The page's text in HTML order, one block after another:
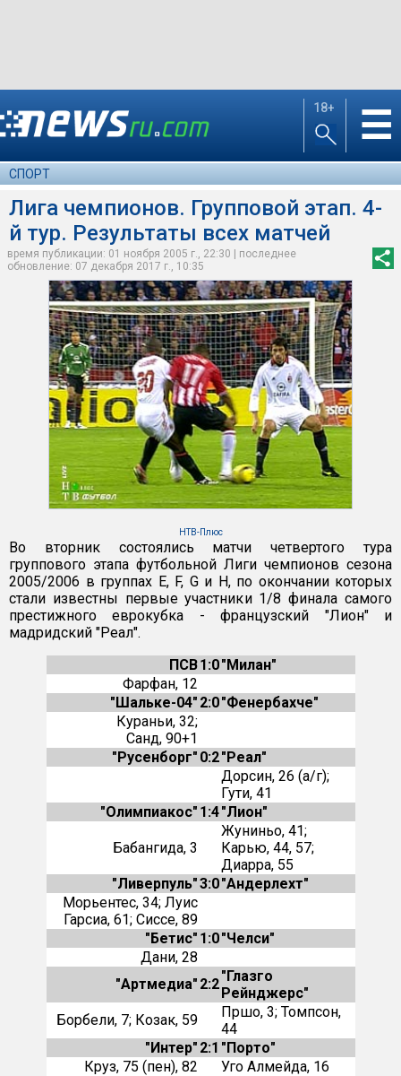
18+ ☰
СПОРТ
Лига чемпионов. Групповой этап. 4-
й тур. Результаты всех матчей
время публикации: 01 ноября 2005 г., 22:30 | последнее
обновление: 07 декабря 2017 г., 10:35
НТВ-Плюс
Во вторник состоялись матчи четвертого тура
группового этапа футбольной Лиги чемпионов сезона
2005/2006 в группах E, F, G и H, по окончании которых
стали известны первые участники 1/8 финала самого
престижного еврокубка - французский "Лион" и
мадридский "Реал".
ПСВ1:0"Милан"
Фарфан, 12
"Шальке-04" 2:0"Фенербахче"
Кураньи, 32;
Санд, 90+1
"Русенборг" 0:2"Реал"
Дорсин, 26 (а/г);
Гути, 41
"Олимпиакос" 1:4"Лион"
Бабангида, 3
Жуниньо, 41;
Карью, 44, 57;
Диарра, 55
"Ливерпуль"3:0"Андерлехт"
Морьентес, 34; Луис
Гарсиа, 61; Сиссе, 89
"Бетис" 1:0"Челси"
Дани, 28
"Артмедиа" 2:2"Глазго
Рейнджерс"
Борбели, 7; Козак, 59
Пршо, 3; Томпсон,
44
"Интер" 2:1 "Порто"
Круз, 75 (пен), 82
Уго Алмейда, 16